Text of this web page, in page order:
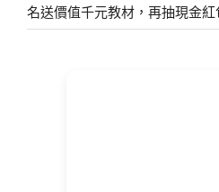
名送價值千元教材，再抽現金紅